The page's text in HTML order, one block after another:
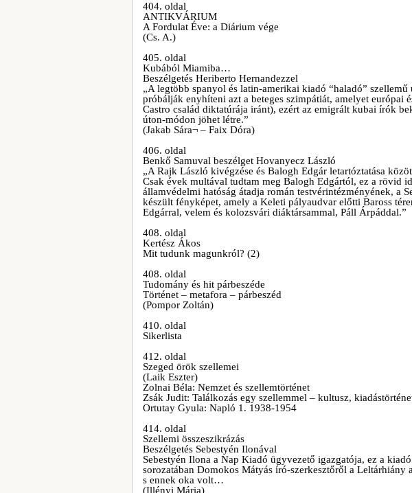
404. oldal
ANTIKVÁRIUM
A Fordulat Éve: a Diárium vége
(Cs. A.)
405. oldal
Kubából Miamiba…
Beszélgetés Heriberto Hernandezzel
„A legtöbb spanyol és latin-amerikai kiadó “haladó”
próbálják enyhíteni azt a beteges szimpátiát, amelyet európai
Castro család diktatúrája iránt), ezért az emigrált kubai írók
úton-módon jöhet létre.”
(Jakab Sára¬ – Faix Dóra)
406. oldal
Benkő Samuval beszélget Hovanyecz László
„A Rajk László kivégzése és Balogh Edgár letartóztatása
Csak évek multával tudtam meg Balogh Edgártól, ez a rövid
államvédelmi hatóság átadja román testvérintézményének, a
készült fényképet, amely a Keleti pályaudvar előtti Baross
Edgárral, velem és kolozsvári diáktársammal, Páll Árpáddal.”
408. oldal
Kertész Ákos
Mit tudunk magunkról? (2)
408. oldal
Tudomány és hit párbeszéde
Történet – metafora – párbeszéd
(Pompor Zoltán)
410. oldal
Sikerlista
412. oldal
Szeged örök szellemei
(Laik Eszter)
Zolnai Béla: Nemzet és szellemtörténet
Zsák Judit: Találkozás egy szellemmel – kultusz,
Ortutay Gyula: Napló 1. 1938-1954
414. oldal
Szellemi összeszikrázás
Beszélgetés Sebestyén Ilonával
Sebestyén Ilona a Nap Kiadó ügyvezető igazgatója, ez a
sorozatában Domokos Mátyás író-szerkesztőről a
s ennek oka volt…
(Illényi Mária)